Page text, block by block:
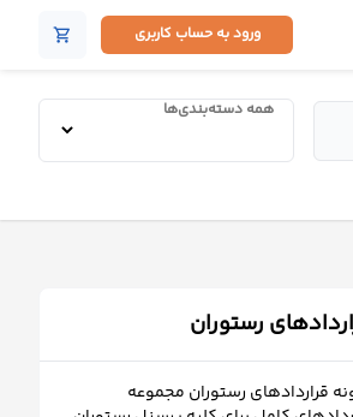
ورود به حساب کاربری shopping_cart
همه دسته‌بندی‌ها
رستوران
قراردادهای رستوران مجموعه